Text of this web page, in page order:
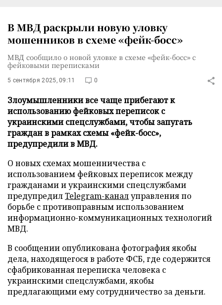
В МВД раскрыли новую уловку
мошенников в схеме «фейк-босс»
МВД сообщило о новой уловке в схеме «фейк-босс» с
фейковыми переписками
5 сентября 2025, 09:11 0
Злоумышленники все чаще прибегают к
использованию фейковых переписок с
украинскими спецслужбами, чтобы запугать
граждан в рамках схемы «фейк-босс»,
предупредили в МВД.
О новых схемах мошенничества с
использованием фейковых переписок между
гражданами и украинскими спецслужбами
предупредилTelegram-каналуправления по
борьбе с противоправным использованием
информационно-коммуникационных технологий
МВД.
В сообщении опубликована фотография якобы
дела, находящегося в работе ФСБ, где содержится
сфабрикованная переписка человека с
украинскими спецслужбами, якобы
предлагающими ему сотрудничество за деньги.